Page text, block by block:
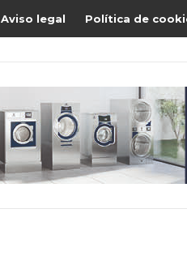
Aviso legal Política de